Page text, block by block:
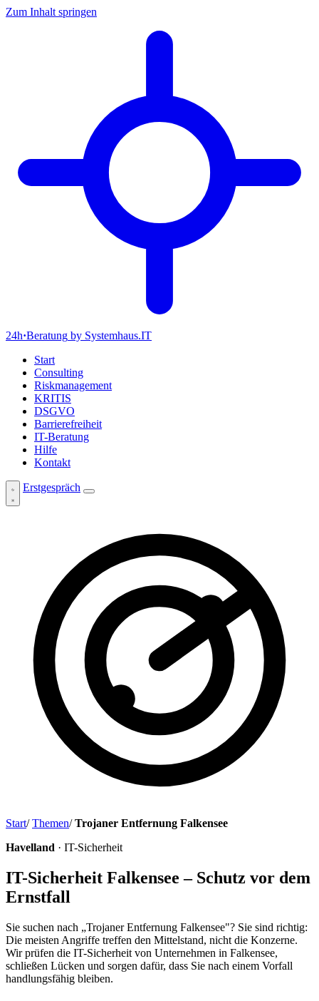
Zum Inhalt springen
24h·Beratung by Systemhaus.IT
Start
Consulting
Riskmanagement
KRITIS
DSGVO
Barrierefreiheit
IT-Beratung
Hilfe
Kontakt
Erstgespräch
Start/ Themen/ Trojaner Entfernung Falkensee
Havelland · IT-Sicherheit
IT-Sicherheit Falkensee – Schutz vor dem
Ernstfall
Sie suchen nach „Trojaner Entfernung Falkensee"? Sie sind richtig:
Die meisten Angriffe treffen den Mittelstand, nicht die Konzerne.
Wir prüfen die IT-Sicherheit von Unternehmen in Falkensee,
schließen Lücken und sorgen dafür, dass Sie nach einem Vorfall
handlungsfähig bleiben.